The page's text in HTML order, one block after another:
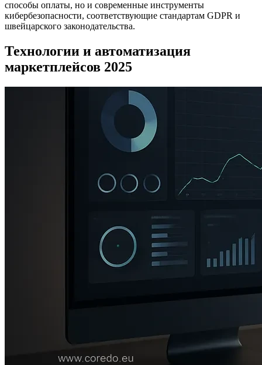
способы оплаты, но и современные инструменты
кибербезопасности, соответствующие стандартам GDPR и
швейцарского законодательства.
Технологии и автоматизация
маркетплейсов 2025